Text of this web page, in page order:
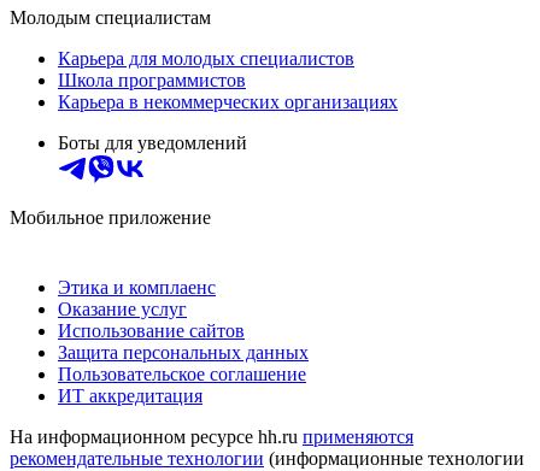
Молодым специалистам
Карьера для молодых специалистов
Школа программистов
Карьера в некоммерческих организациях
Боты для уведомлений
Мобильное приложение
Этика и комплаенс
Оказание услуг
Использование сайтов
Защита персональных данных
Пользовательское соглашение
ИТ аккредитация
На информационном ресурсе hh.ru применяются
рекомендательные технологии (информационные технологии